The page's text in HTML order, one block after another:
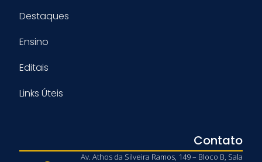
Destaques
Ensino
Editais
Links Úteis
Contato
Av. Athos da Silveira Ramos, 149 – Bloco B, Sala